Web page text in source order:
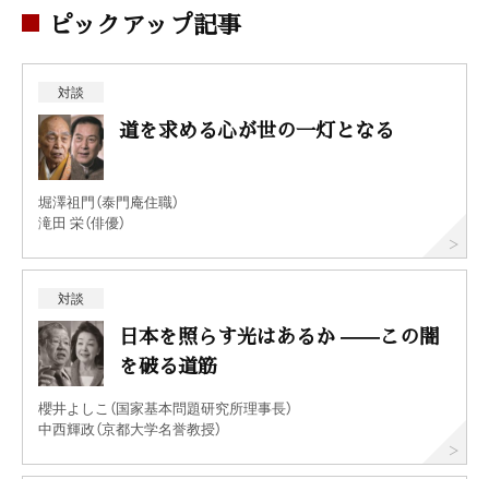
ピックアップ記事
対談
道を求める心が世の一灯となる
堀澤祖門（泰門庵住職）
滝田 栄（俳優）
対談
日本を照らす光はあるか ——この闇
を破る道筋
櫻井よしこ（国家基本問題研究所理事長）
中西輝政（京都大学名誉教授）